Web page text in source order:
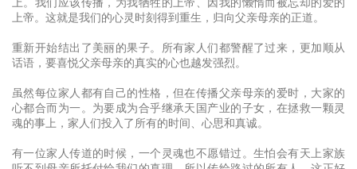
上帝。这就是我们的心灵时刻得到重生，归向父亲母亲的正道。
重新开始结出了美丽的果子。所有家人们都警醒了过来，更加顺从
话语，要喜悦父亲母亲的真实的心也越发强烈。
虽然每位家人都有自己的性格，但在传播父亲母亲的爱时，大家的
心都合而为一。为要成为合乎继承天国产业的子女，在拯救一颗灵
魂的事上，家人们投入了所有的时间、心思和真诚。
有一位家人传道的时候，一个灵魂也不愿错过。生怕会有天上家族